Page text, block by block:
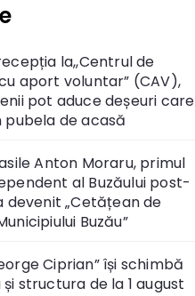
la,,Centrul de
aport voluntar” (CAV),
pot aduce deșeuri care
pubela de acasă
Anton Moraru, primul
al Buzăului post-
devenit „Cetățean de
Buzău”
Ciprian” își schimbă
structura de la 1 august